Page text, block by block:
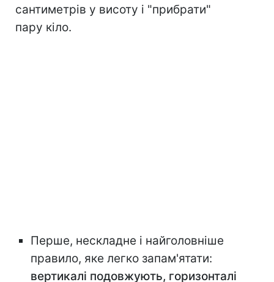
сантиметрів у висоту і "прибрати"
пару кіло.
Перше, нескладне і найголовніше
правило, яке легко запам'ятати:
вертикалі подовжують, горизонталі